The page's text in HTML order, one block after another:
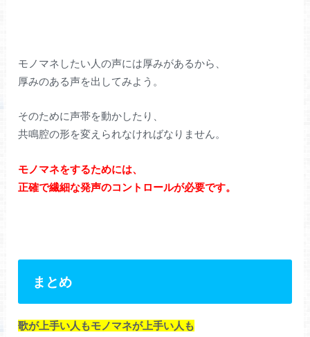
モノマネしたい人の声には厚みがあるから、
厚みのある声を出してみよう。
そのために声帯を動かしたり、
共鳴腔の形を変えられなければなりません。
モノマネをするためには、
正確で繊細な発声のコントロールが必要です。
まとめ
歌が上手い人もモノマネが上手い人も